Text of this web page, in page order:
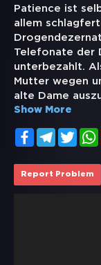
Patience ist
allem
Telefonate der
unterbezahlt.
Mutter wegen
alte Dame
Show More
FacebookTelegram
Report Problem